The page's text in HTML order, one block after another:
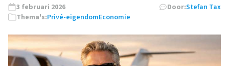
3 februari 2026 Door:Stefan Tax
Thema's:Privé-eigendomEconomie